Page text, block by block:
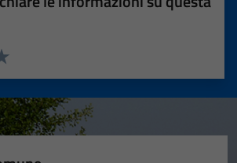
5 stelle su 5
4 stelle su 5
su 5
su 5
5